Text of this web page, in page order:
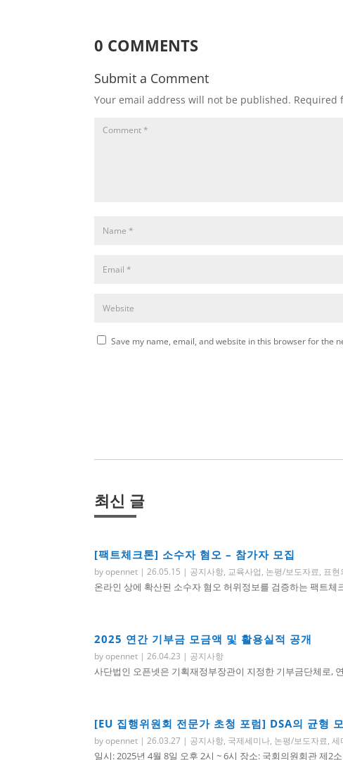
0 COMMENTS
Submit a Comment
Your email address will not be published. Required
Save my name, email, and website in this browser for the
최신 글
[팩트체크톤] 소수자 혐오 – 참가자 모집
byopennet |26.05.15 | 공지사항, 교육사업, 논평/보도자료, 표현
온라인 상에 확산된 소수자 혐오 허위정보를 검증하는 팩트체
2025 연간 기부금 모금액 및 활용실적 공개
byopennet |26.04.23 | 공지사항
사단법인 오픈넷은 기획재정부장관이 지정한 기부금단체로,
[EU 집행위원회 전문가 초청 포럼] DSA의 균형
byopennet |26.03.27 | 공지사항, 국제세미나, 논평/보도자료,세
일시: 2025년 4월 8일 오후 2시 ~ 6시 장소: 국회의원회관 제2